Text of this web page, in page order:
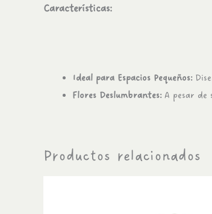
Características:
Ideal para Espacios Pequeños:
Flores Deslumbrantes: A pesar de
Productos relacionados